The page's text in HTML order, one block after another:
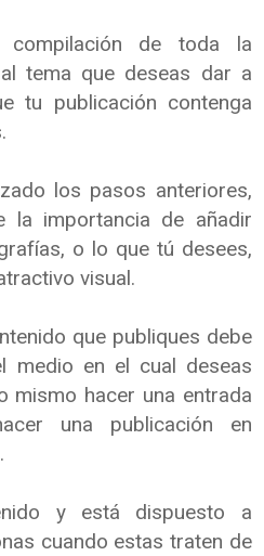
de toda la
tema que deseas dar a
tu publicación contenga
los pasos anteriores,
la importancia de añadir
o lo que tú desees,
visual.
que publiques debe
medio en el cual deseas
mismo hacer una entrada
una publicación en
y está dispuesto a
cuando estas traten de